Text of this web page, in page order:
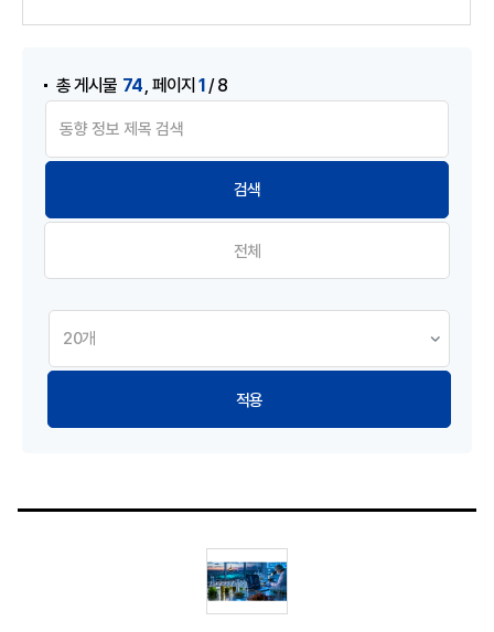
총 게시물 74 ,페이지1/ 8
전체
적용